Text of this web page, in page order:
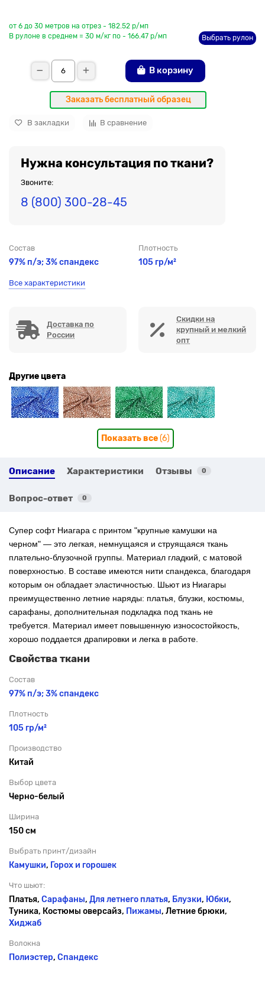
от 6 до 30 метров на отрез - 182.52 р/мп
В рулоне в среднем = 30 м/кг по - 166.47 р/мп
Выбрать рулон
В корзину
Заказать бесплатный образец
В закладки В сравнение
Нужна консультация по ткани?
Звоните:
8 (800) 300-28-45
Состав
97% п/э; 3% спандекс
Плотность
105 гр/м²
Все характеристики
Доставка по
России
Скидки на
крупный и мелкий
опт
Другие цвета
Показать все(6)
Описание Характеристики Отзывы 0
Вопрос-ответ 0
Супер софт Ниагара с принтом "крупные камушки на
черном" — это легкая, немнущаяся и струящаяся ткань
плательно-блузочной группы. Материал гладкий, с матовой
поверхностью. В составе имеются нити спандекса, благодаря
которым он обладает эластичностью. Шьют из Ниагары
преимущественно летние наряды: платья, блузки, костюмы,
сарафаны, дополнительная подкладка под ткань не
требуется. Материал имеет повышенную износостойкость,
хорошо поддается драпировки и легка в работе.
Свойства ткани
Состав
97% п/э; 3% спандекс
Плотность
105 гр/м²
Производство
Китай
Выбор цвета
Черно-белый
Ширина
150 см
Выбрать принт/дизайн
Камушки, Горох и горошек
Что шьют:
Платья, Сарафаны, Для летнего платья, Блузки, Юбки,
Туника, Костюмы оверсайз, Пижамы, Летние брюки,
Хиджаб
Волокна
Полиэстер, Спандекс